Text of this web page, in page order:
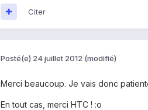
Citer
Posté(e) 24 juillet 2012 (modifié)
Merci beaucoup. Je vais donc
En tout cas, merci HTC ! :o